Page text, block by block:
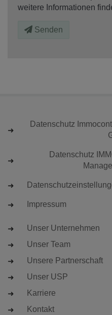
weitere Informationen
Senden
Datenschutz
Datenschutz
Impressum
Unser Unternehmen
Unser Team
Unsere Partnerschaft
Unser USP
Karriere
Kontakt